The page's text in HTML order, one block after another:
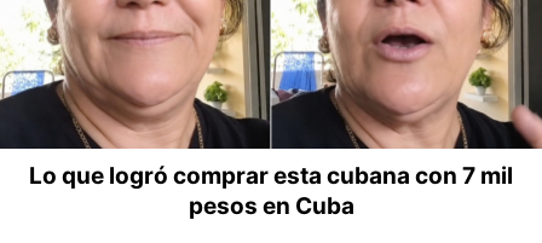
Lo que logró comprar esta cubana con 7 mil
pesos en Cuba